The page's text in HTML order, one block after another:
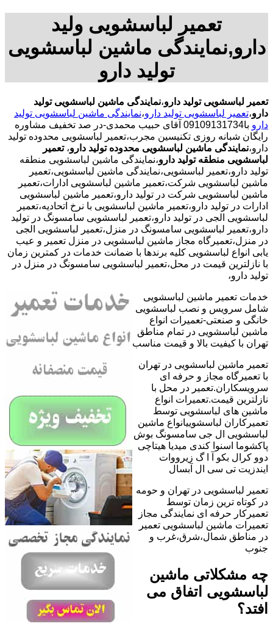
تعمیر لباسشویی ولید
دارو,نمایندگی ماشین لباسشویی
تولید دارو
تعمیر لباسشویی تولید دارو،نمایندگی ماشین لباسشویی تولید
دارو،تعمیر لباسشویی تولید دارو،نمایندگی ماشین لباسشویی تولید
دارو
با09109131734 آقای حبیب محمدی-در صد تخفیف مشاوره
رایگان شبانه روزی تکنیسین مجرب،تعمیر لباسشویی محدوده تولید
دارو،نمایندگی ماشین لباسشویی محدوده تولید دارو، تعمیر
لباسشویی منطقه تولید دارو،نمایندگی ماشین لباسشویی منطقه
تولید دارو،تعمیر لباسشویی،نمایندگی ماشین لباسشویی،تعمیر
ماشین لباسشویی شرکت،تعمیر ماشین لباسشویی ادارات،تعمیر
ماشین لباسشویی شرکت در تولید دارو،تعمیر ماشین لباسشویی
ادارات در تولید دارو،تعمیر ماشین لباسشویی با نرخ اتحادیه،تعمیر
لباسشویی الجی در تولید دارو،تعمیر لباسشویی سامسونگ در تولید
دارو،تعمیر لباسشویی سامسونگ در منزل،تعمیر لباسشویی الجی
در منزل،تعمیرگاه مجاز ماشین لباسشویی در منزل تعمیر و عیب
یابی انواع لباسشویی کلیه برندها با ضمانت خدمات در کمترین زمان
با نازلترین قیمت در محل،تعمیر لباسشویی سامسونگ در منزل در
تولید دارو،
خدمات تعمیر ماشین لباسشویی
شامل سرویس و نصب لباسشویی
خانگی و صنعتی-تعمیرات انواع
ماشین لباسشویی در تمام مناطق
تهران با کیفیت بالا و قیمت مناسب
تعمیر ماشین لباسشویی در تهران
با تعمیرگاه مجاز و حرفه ای
سرویسکاران.تعمیر در محل با
نازلترین قیمت.تعمیرات انواع
ماشین های لباسشویی توسط
تعمیرکاران لباسشوییانواع ماشین
لباسشویی ال جی سامسونگ بوش
پاکشوما اسنوا کندی میدیا هیتاچی
دوو کرال بکو آ ا گ زیرووات
ایندزیت تی سی ال آبسال
تعمیر لباسشویی در تهران و حومه
در کوتاه ترین زمان توسط
تعمیرکار حرفه ای نمایندگی مجاز
تعمیرات ماشین لباسشویی تعمیر
در مناطق شمال،شرق،غرب و
جنوب
چه مشکلاتی ماشین
لباسشویی اتفاق می
افتد؟